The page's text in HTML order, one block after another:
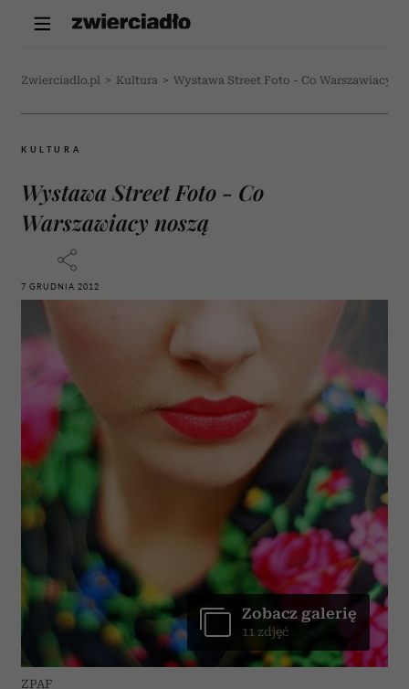
Zwierciadlo.pl > Kultura > Wystawa Street Foto - Co Warszawiacy
KULTURA
Wystawa Street Foto - Co
Warszawiacy noszą
7 GRUDNIA 2012
ZPAF
Zobacz galerię
11 zdjęć